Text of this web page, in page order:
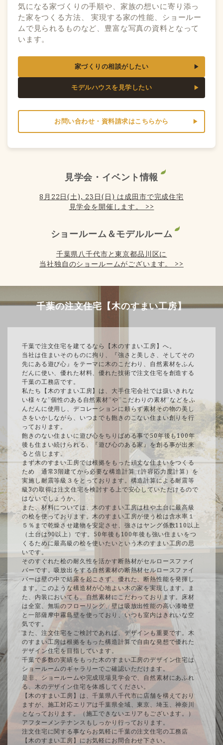
気になる家づくりの手順や、家族の想いに寄り添っ
た家をつくる方法、 実現する家の性能、ショールー
ムで見られるものなど、豊富な写真の資料となって
います。
家づくりの相談がしたい
モデルハウスを見学したい
お問い合わせ・資料請求はこちらから
見学会・イベント情報
8月22日(土), 23日(日) は成田市で完成住宅
見学会を開催します。 >>
ショールーム＆モデルルーム
千葉県八千代市と東京都品川区に
当社独自のショールームがございます。 >>
千葉の注文住宅【木のすまい工房】
千葉で注文住宅を建てるなら【木のすまい工房】へ。
当社は住まいそのものに拘り、『強さと美しさ、そしてその
先にある遊び心』をテーマに木のこだわり、自然素材をふん
だんに使い、優れた材料、優れた技術で注文住宅を創造する
千葉の工務店です。
私たち【木のすまい工房】は、大手住宅会社では扱いきれな
い様々な”個性のある自然素材”や”こだわりの素材”などをふ
んだんに使用し、デコレーションに頼らず素材その物の美し
さをいかしながら、いつまでも飽きのこない住まい創りを行
っております。
飽きのない住まいに遊び心をちりばめる事で50年後も100年
後も住まい続けられる、『遊び心のある家』を創る事が出来
ると信じます。
まず木のすまい工房では根拠をもった頑丈な住まいをつくる
ため 通常3階建てから必要な構造計算（許容応力度計算）を
実施し耐震等級３をとっております。構造計算による耐震等
級3の取得は注文住宅を検討する上で安心していただけるので
はないでしょうか。
また、材料については、木のすまい工房は柱や土台に最高級
の桧を使っております。木のすまい工房が使う桧は含水率１
５％まで乾燥させ建物を安定させ、強さはヤング係数110以上
（土台は90以上）です。50年後も100年後も強い住まいをつ
くるために最高級の桧を使いたいという木のすまい工房の思
いです。
そのすぐれた桧の耐久性を活かす断熱材がセルロースファイ
バーです。吸放出をする自然素材の断熱材セルロースファイ
バーは壁の中で結露を起こさず、優れた、断熱性能を発揮し
ます。このような構造材が心地よい木の家を実現します。ま
た、内装においても、自然素材にこだわっております。床材
は全室、無垢のフローリング、壁は吸放出性能の高い漆喰壁
と一部薩摩中霧島壁を使っており、いつも室内はきれいな空
気です。
また、注文住宅をご検討であれば、デザインも重要です。木
のすまい工房は根拠をもった構造計算で自由な発想で優れた
デザイン住宅を目指しています。
千葉で多数の実績をもった木のすまい工房のデザイン住宅は
ショールームのギャラリーでご確認いただけます。
是非、ショールームや完成現場見学会で、自然素材にあふれ
る、木のデザイン住宅を体感してください。
【木のすまい工房】は、千葉県八千代市に店舗を構えており
ますが、施工対応エリアは千葉県全域、東京、埼玉、神奈川
となっております。（施工できないエリアもございます。）
アフターメンテナンスもしっかり行っております。
注文住宅に関する事ならお気軽に千葉の注文住宅の工務店
【木のすまい工房】にお気軽にお問合わせ下さい。